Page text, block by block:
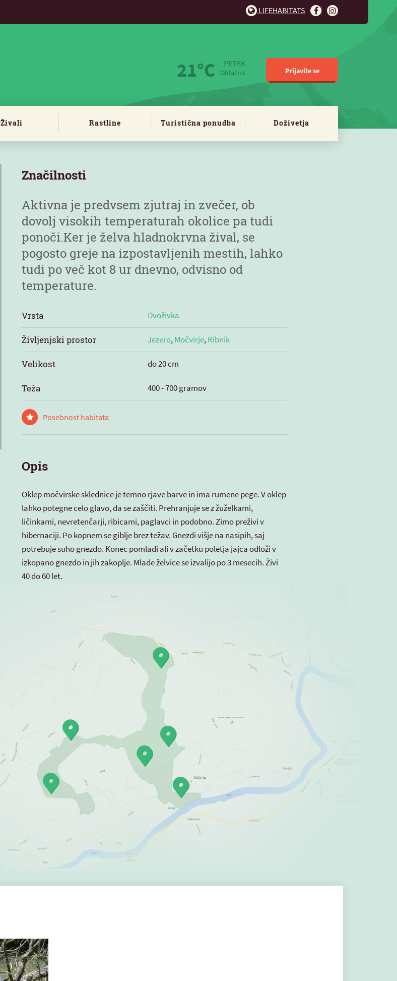
LIFEHABITATS
21°C PETEK
Oblačno Prijavite se
Živali Rastline Turistična ponudba Doživetja
Značilnosti
Aktivna je predvsem zjutraj in zvečer, ob
dovolj visokih temperaturah okolice pa tudi
ponoči.Ker je želva hladnokrvna žival, se
pogosto greje na izpostavljenih mestih, lahko
tudi po več kot 8 ur dnevno, odvisno od
temperature.
Vrsta Dvoživka
Življenjski prostor Jezero,Močvirje,Ribnik
Velikost do 20 cm
Teža 400 - 700 gramov
Posebnost habitata
Opis
Oklep močvirske sklednice je temno rjave barve in ima rumene pege. V oklep
lahko potegne celo glavo, da se zaščiti. Prehranjuje se z žuželkami,
ličinkami, nevretenčarji, ribicami, paglavci in podobno. Zimo preživi v
hibernaciji. Po kopnem se giblje brez težav. Gnezdi višje na nasipih, saj
potrebuje suho gnezdo. Konec pomladi ali v začetku poletja jajca odloži v
izkopano gnezdo in jih zakoplje. Mlade želvice se izvalijo po 3 mesecih. Živi
40 do 60 let.